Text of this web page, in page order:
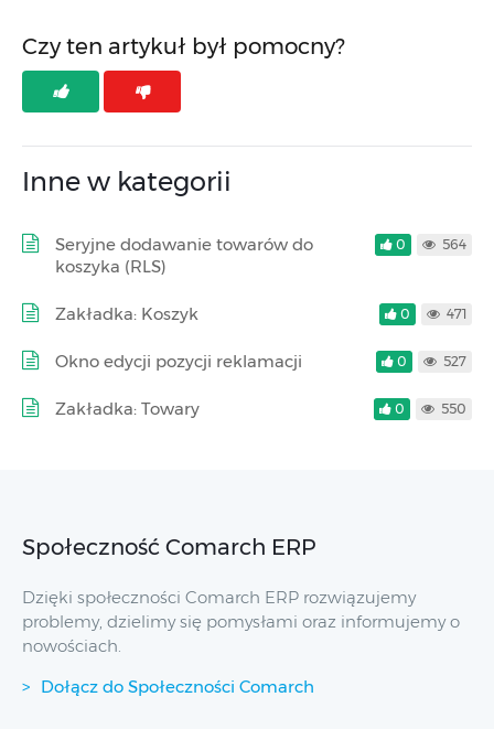
Czy ten artykuł był pomocny?
Inne w kategorii
Seryjne dodawanie towarów do
koszyka (RLS)
0 564
Zakładka: Koszyk 0 471
Okno edycji pozycji reklamacji 0 527
Zakładka: Towary 0 550
Społeczność Comarch ERP
Dzięki społeczności Comarch ERP rozwiązujemy
problemy, dzielimy się pomysłami oraz informujemy o
nowościach.
Dołącz do Społeczności Comarch